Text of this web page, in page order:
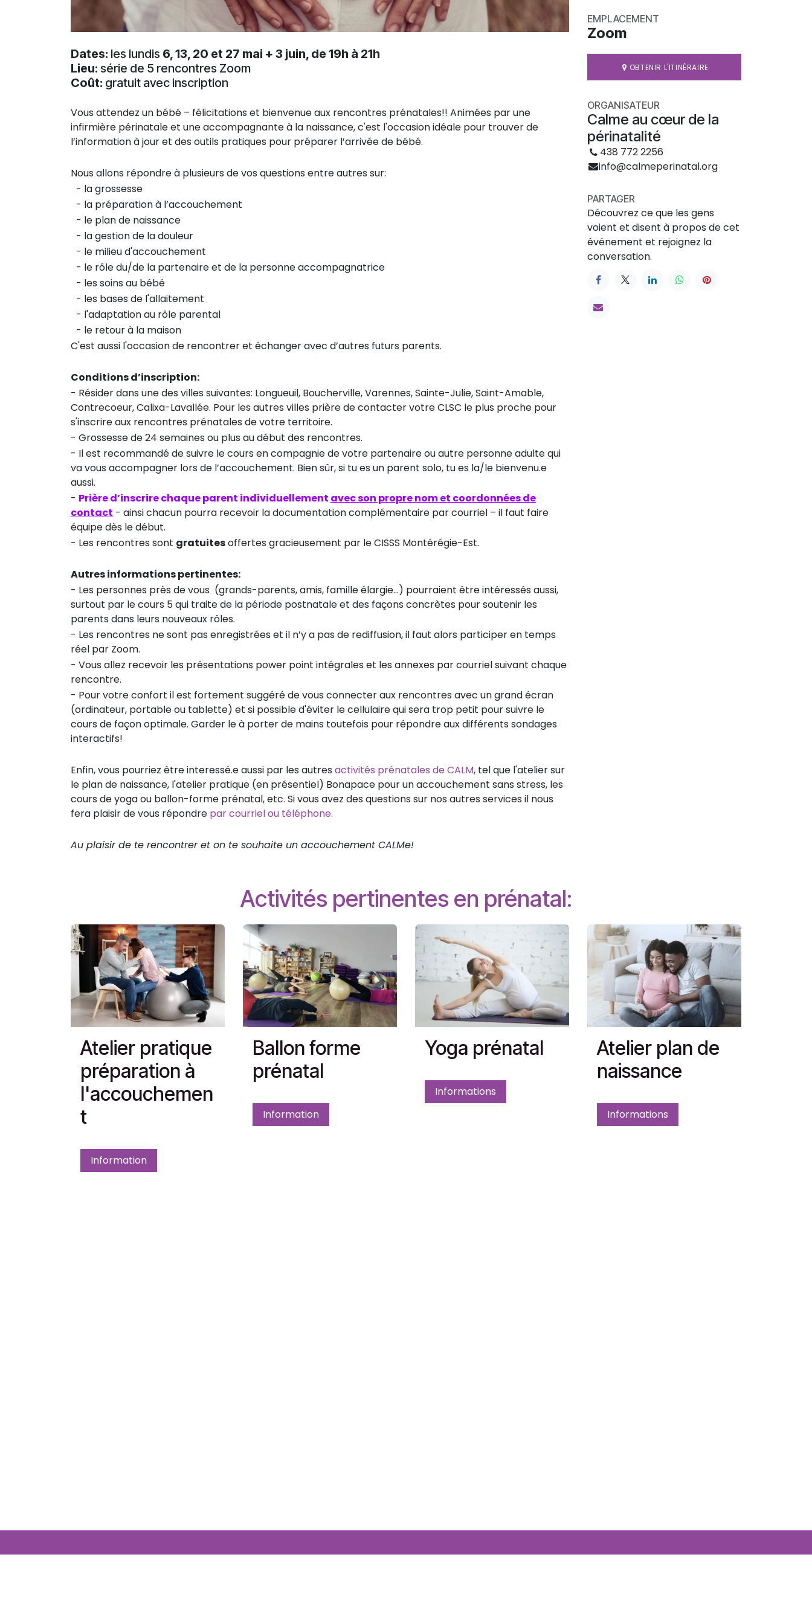
Dates: les lundis 6, 13, 20 et 27 mai + 3 juin, de 19h à 21h
Lieu: série de 5 rencontres Zoom
Coût: gratuit avec inscription
Vous attendez un bébé – félicitations et bienvenue aux rencontres prénatales!! Animées par une
infirmière périnatale et une accompagnante à la naissance, c'est l'occasion idéale pour trouver de
l’information à jour et des outils pratiques pour préparer l’arrivée de bébé.
Nous allons répondre à plusieurs de vos questions entre autres sur:
​- la grossesse
​- la préparation à l’accouchement
​- le plan de naissance
​- la gestion de la douleur
​- le milieu d'accouchement
​- le rôle du/de la partenaire et de la personne accompagnatrice
​- les soins au bébé
​- les bases de l'allaitement
​- l'adaptation au rôle parental
​- le retour à la maison
C'est aussi l'occasion de rencontrer et échanger avec d’autres futurs parents.
Conditions d’inscription:
- Résider dans une des villes suivantes: Longueuil, Boucherville, Varennes, Sainte-Julie, Saint-Amable,
Contrecoeur, Calixa-Lavallée. Pour les autres villes prière de contacter votre CLSC le plus proche pour
s'inscrire aux rencontres prénatales de votre territoire.
- Grossesse de 24 semaines ou plus au début des rencontres.
- Il est recommandé de suivre le cours en compagnie de votre partenaire ou autre personne adulte qui
va vous accompagner lors de l’accouchement. Bien sûr, si tu es un parent solo, tu es la/le bienvenu.e
aussi.
- Prière d’inscrire chaque parent individuellement avec son propre nom et coordonnées de
contact - ainsi chacun pourra recevoir la documentation complémentaire par courriel – il faut faire
équipe dès le début.
- Les rencontres sont gratuitesoffertes gracieusement par le CISSS Montérégie-Est.
Autres informations pertinentes:
- Les personnes près de vous (grands-parents, amis, famille élargie...) pourraient être intéressés aussi,
surtout par le cours 5 qui traite de la période postnatale et des façons concrètes pour soutenir les
parents dans leurs nouveaux rôles.
- Les rencontres ne sont pas enregistrées et il n’y a pas de rediffusion, il faut alors participer en temps
réel par Zoom.
- Vous allez recevoir les présentations power point intégrales et les annexes par courriel suivant chaque
rencontre.
- Pour votre confort il est fortement suggéré de vous connecter aux rencontres avec un grand écran
(ordinateur, portable ou tablette) et si possible d'éviter le cellulaire qui sera trop petit pour suivre le
cours de façon optimale. Garder le à porter de mains toutefois pour répondre aux différents sondages
interactifs!
Enfin, vous pourriez être interessé.e aussi par les autres activités prénatales de CALM, tel que l'atelier sur
le plan de naissance, l'atelier pratique (en présentiel) Bonapace pour un accouchement sans stress, les
cours de yoga ou ballon-forme prénatal, etc. Si vous avez des questions sur nos autres services il nous
fera plaisir de vous répondre par courriel ou téléphone.
Au plaisir de te rencontrer et on te souhaite un accouchement CALMe!
EMPLACEMENT
Zoom
OBTENIR L'ITINÉRAIRE
ORGANISATEUR
Calme au cœur de la
périnatalité
438 772 2256
info@calmeperinatal.org
PARTAGER
Découvrez ce que les gens
voient et disent à propos de cet
événement et rejoignez la
conversation.
Activités pertinentes en prénatal:
Atelier pratique
préparation à
l'accouchemen
t
Information
Ballon forme
prénatal
Information
Yoga prénatal
Informations
Atelier plan de
naissance
Informations